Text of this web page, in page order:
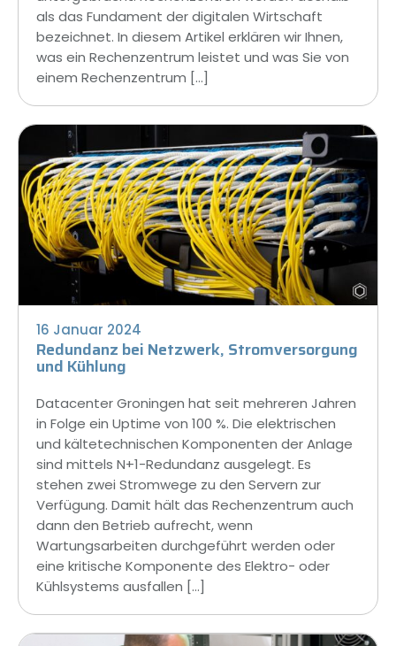
als das Fundament der digitalen Wirtschaft
bezeichnet. In diesem Artikel erklären wir Ihnen,
was ein Rechenzentrum leistet und was Sie von
einem Rechenzentrum […]
16 Januar 2024
Redundanz bei Netzwerk, Stromversorgung
und Kühlung
Datacenter Groningen hat seit mehreren Jahren
in Folge ein Uptime von 100 %. Die elektrischen
und kältetechnischen Komponenten der Anlage
sind mittels N+1-Redundanz ausgelegt. Es
stehen zwei Stromwege zu den Servern zur
Verfügung. Damit hält das Rechenzentrum auch
dann den Betrieb aufrecht, wenn
Wartungsarbeiten durchgeführt werden oder
eine kritische Komponente des Elektro- oder
Kühlsystems ausfallen […]